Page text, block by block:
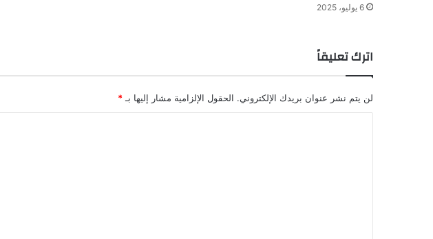
6 يوليو، 2025
اترك تعليقاً
لن يتم نشر عنوان بريدك الإلكتروني. الحقول الإلزامية مشار إليها بـ *